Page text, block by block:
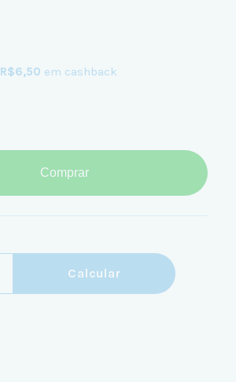
R$6,50 em cashback
Comprar
Calcular